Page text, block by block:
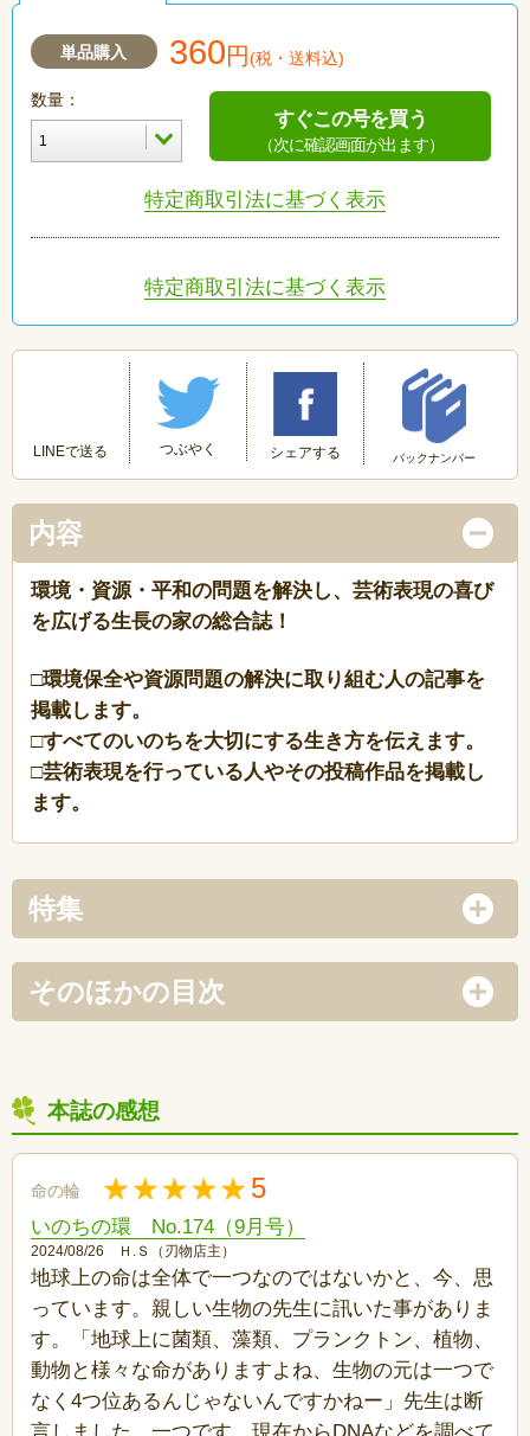
単品購入 360円(税・送料込)
数量：
すぐこの号を買う
（次に確認画面が出ます）
特定商取引法に基づく表示
特定商取引法に基づく表示
LINEで送る つぶやく シェアする バックナンバー
内容
環境・資源・平和の問題を解決し、芸術表現の喜び
を広げる生長の家の総合誌！
□環境保全や資源問題の解決に取り組む人の記事を
掲載します。
□すべてのいのちを大切にする生き方を伝えます。
□芸術表現を行っている人やその投稿作品を掲載し
ます。
特集
そのほかの目次
本誌の感想
命の輪 5
いのちの環 No.174（9月号）
2024/08/26 Ｈ.Ｓ（刃物店主）
地球上の命は全体で一つなのではないかと、今、思
っています。親しい生物の先生に訊いた事がありま
す。「地球上に菌類、藻類、プランクトン、植物、
動物と様々な命がありますよね、生物の元は一つで
なく4つ位あるんじゃないんですかねー」先生は断